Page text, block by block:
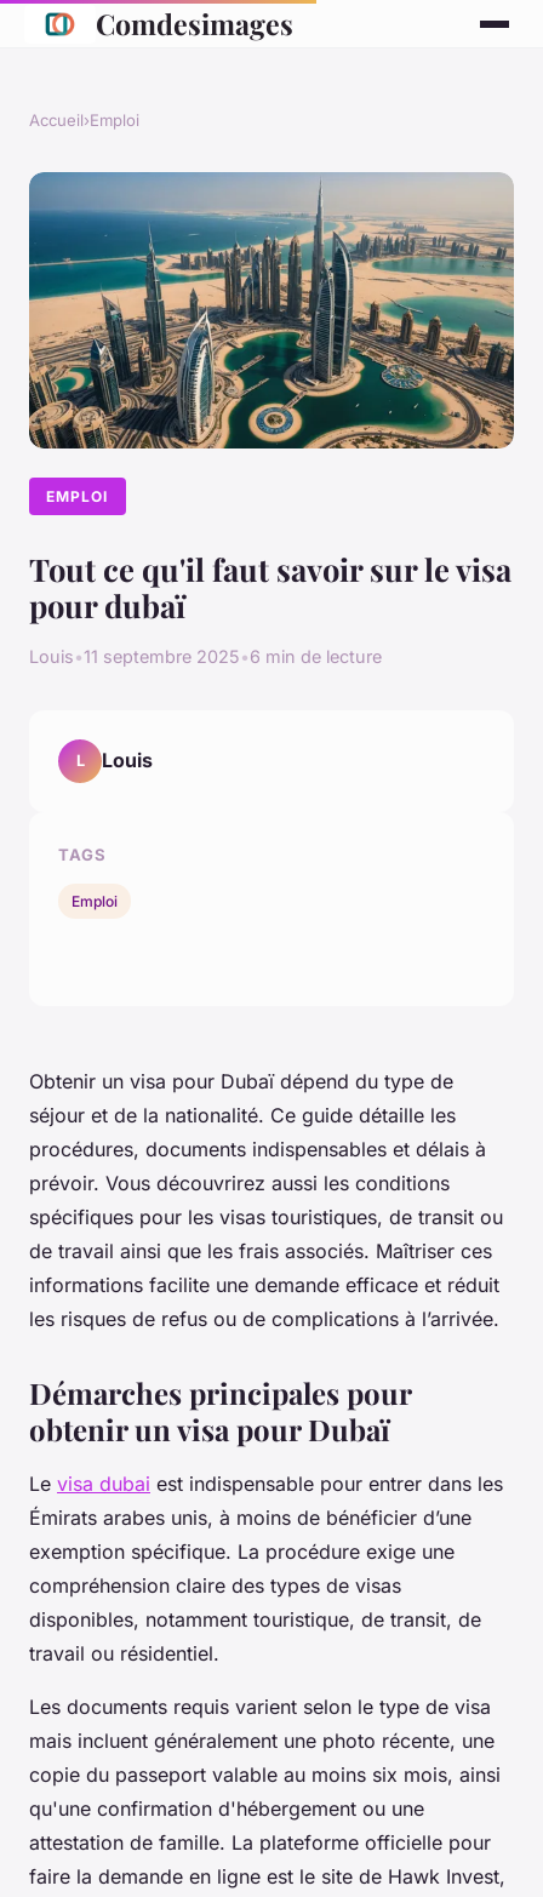
Comdesimages
Accueil›Emploi
EMPLOI
Tout ce qu'il faut savoir sur le visa
pour dubaï
Louis•11 septembre 2025•6 min de lecture
Obtenir un visa pour Dubaï dépend du type de
séjour et de la nationalité. Ce guide détaille les
procédures, documents indispensables et délais à
prévoir. Vous découvrirez aussi les conditions
spécifiques pour les visas touristiques, de transit ou
de travail ainsi que les frais associés. Maîtriser ces
informations facilite une demande efficace et réduit
les risques de refus ou de complications à l’arrivée.
Démarches principales pour
obtenir un visa pour Dubaï
Le visa dubai est indispensable pour entrer dans les
Émirats arabes unis, à moins de bénéficier d’une
exemption spécifique. La procédure exige une
compréhension claire des types de visas
disponibles, notamment touristique, de transit, de
travail ou résidentiel.
Les documents requis varient selon le type de visa
mais incluent généralement une photo récente, une
copie du passeport valable au moins six mois, ainsi
qu'une confirmation d'hébergement ou une
attestation de famille. La plateforme officielle pour
faire la demande en ligne est le site de Hawk Invest,
L Louis
TAGS
Emploi